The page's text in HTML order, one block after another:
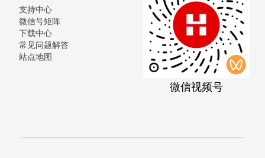
支持中心
微信号矩阵
下载中心
常见问题解答
站点地图
微信视频号